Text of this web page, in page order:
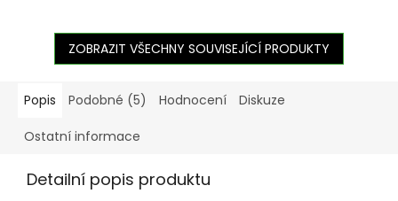
ZOBRAZIT VŠECHNY SOUVISEJÍCÍ PRODUKTY
Popis Podobné (5) Hodnocení Diskuze
Ostatní informace
Detailní popis produktu